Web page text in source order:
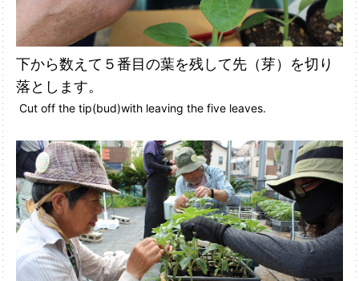
下から数えて５番目の葉を残して先（芽）を切り
落とします。
Cut off the tip(bud)with leaving the five leaves.